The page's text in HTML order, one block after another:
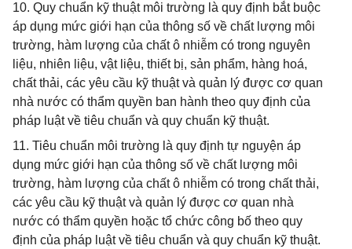
10. Quy chuẩn kỹ thuật môi trường là quy định bắt buộc
áp dụng mức giới hạn của thông số về chất lượng môi
trường, hàm lượng của chất ô nhiễm có trong nguyên
liệu, nhiên liệu, vật liệu, thiết bị, sản phẩm, hàng hoá,
chất thải, các yêu cầu kỹ thuật và quản lý được cơ quan
nhà nước có thẩm quyền ban hành theo quy định của
pháp luật về tiêu chuẩn và quy chuẩn kỹ thuật.
11. Tiêu chuẩn môi trường là quy định tự nguyện áp
dụng mức giới hạn của thông số về chất lượng môi
trường, hàm lượng của chất ô nhiễm có trong chất thải,
các yêu cầu kỹ thuật và quản lý được cơ quan nhà
nước có thẩm quyền hoặc tổ chức công bố theo quy
định của pháp luật về tiêu chuẩn và quy chuẩn kỹ thuật.